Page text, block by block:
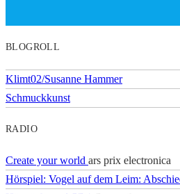
BLOGROLL
Klimt02/Susanne Hammer
Schmuckkunst
RADIO
Create your world ars prix electronica
Hörspiel: Vogel auf dem Leim: